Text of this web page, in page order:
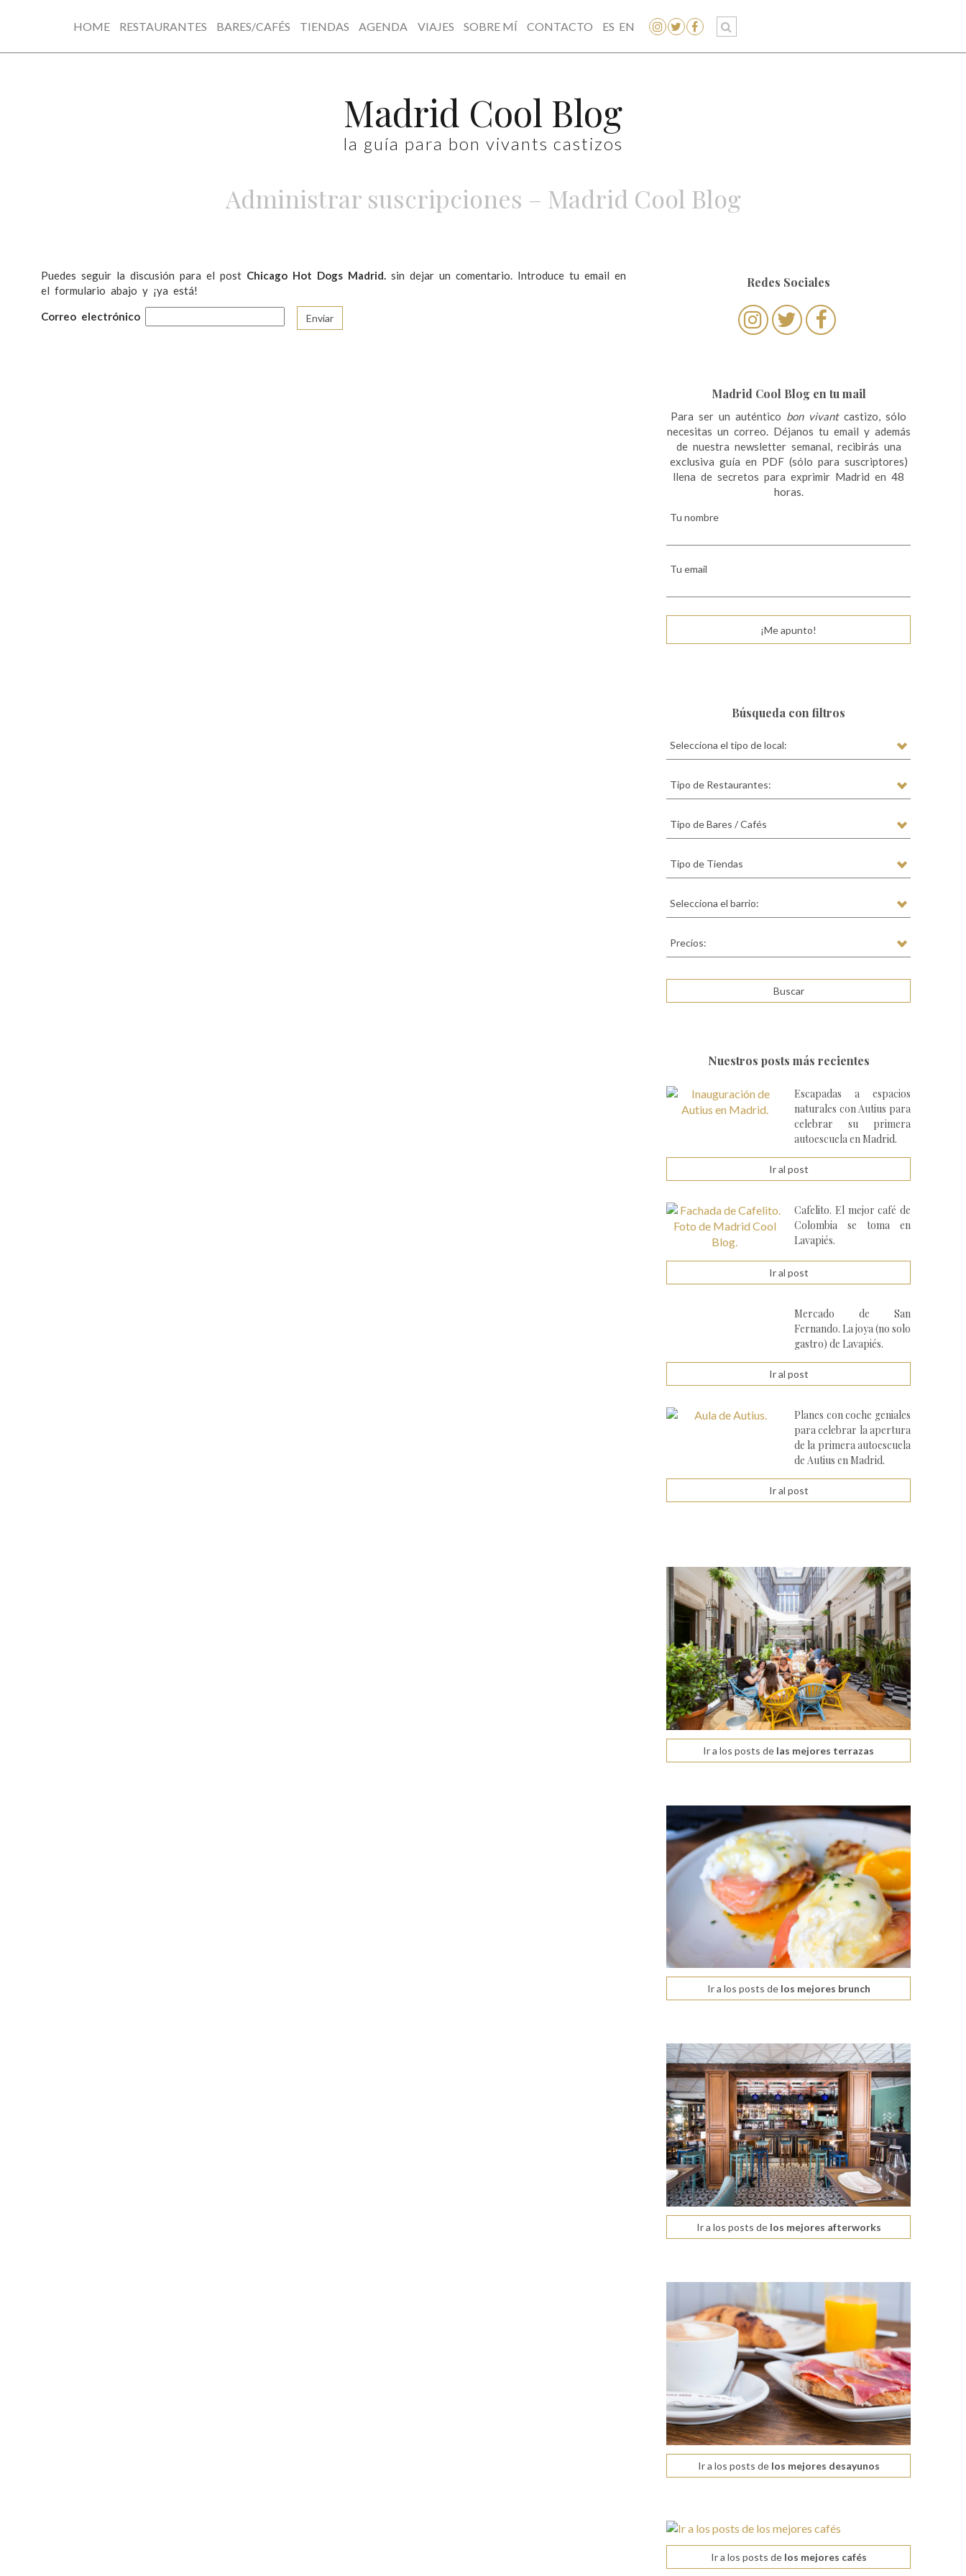
HOME RESTAURANTES BARES/CAFÉS TIENDAS AGENDA VIAJES SOBRE MÍ CONTACTO ES EN
Madrid Cool Blog
la guía para bon vivants castizos
Administrar suscripciones – Madrid Cool Blog
Puedes seguir la discusión para el post Chicago Hot Dogs Madrid. sin dejar un comentario. Introduce tu email en
el formulario abajo y ¡ya está!
Correo electrónico
Redes Sociales
Madrid Cool Blog en tu mail
Para ser un auténtico bon vivantcastizo, sólo
necesitas un correo. Déjanos tu email y además
de nuestra newsletter semanal, recibirás una
exclusiva guía en PDF (sólo para suscriptores)
llena de secretos para exprimir Madrid en 48
horas.
Tu nombre
Tu email
¡Me apunto!
Búsqueda con filtros
Selecciona el tipo de local:
Tipo de Restaurantes:
Tipo de Bares / Cafés
Tipo de Tiendas
Selecciona el barrio:
Precios:
Nuestros posts más recientes
Escapadas a espacios
naturales con Autius para
celebrar su primera
autoescuela en Madrid.
Ir al post
Cafelito. El mejor café de
Colombia se toma en
Lavapiés.
Ir al post
Mercado de San
Fernando. La joya (no solo
gastro) de Lavapiés.
Ir al post
Planes con coche geniales
para celebrar la apertura
de la primera autoescuela
de Autius en Madrid.
Ir al post
Ir a los posts de las mejores terrazas
Ir a los posts delos mejores brunch
Ir a los posts delos mejores afterworks
Ir a los posts delos mejores desayunos
Ir a los posts delos mejores cafés